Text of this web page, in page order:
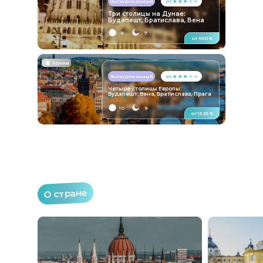
Четыре столицы Европы:
Будапешт, Вена, Братислава, Прага
Экскурсионный от ★ ★ ★ ★ ★
от 1325 €
10 9
Архив
Три столицы на Дунае:
Будапешт, Братислава, Вена
Экскурсионный от ★ ★ ★★ ★
от 990 €
8 7
О стране